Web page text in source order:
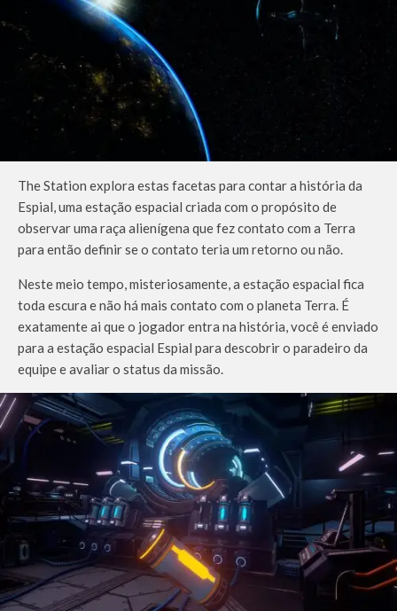
The Station explora estas facetas para contar a história da
Espial, uma estação espacial criada com o propósito de
observar uma raça alienígena que fez contato com a Terra
para então definir se o contato teria um retorno ou não.
Neste meio tempo, misteriosamente, a estação espacial fica
toda escura e não há mais contato com o planeta Terra. É
exatamente ai que o jogador entra na história, você é enviado
para a estação espacial Espial para descobrir o paradeiro da
equipe e avaliar o status da missão.